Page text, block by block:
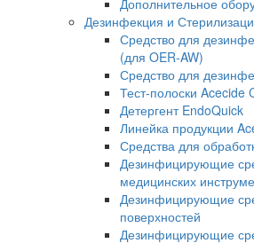
Дополнительное
Дезинфекция и
Средство для
(для OER-AW)
Средство для
Тест-полоски Acecide
Детергент EndoQuick
Линейка продукции
Средства для
Дезинфицирующие
медицинских
Дезинфицирующие
поверхностей
Дезинфицирующие